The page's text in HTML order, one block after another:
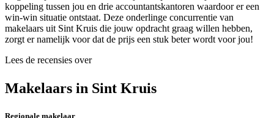
koppeling tussen jou en drie accountantskantoren waardoor er een
win-win situatie ontstaat. Deze onderlinge concurrentie van
makelaars uit Sint Kruis die jouw opdracht graag willen hebben,
zorgt er namelijk voor dat de prijs een stuk beter wordt voor jou!
Lees de recensies over
Makelaars in Sint Kruis
Regionale makelaar